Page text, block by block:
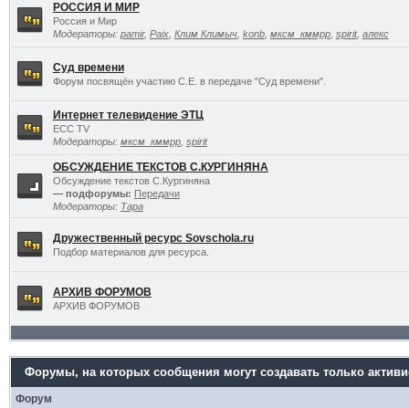
РОССИЯ И МИР
Россия и Мир
Модераторы: pamir, Paix, Клим Климыч, konb, мксм_кммрр, spirit, алекс
Суд времени
Форум посвящён участию С.Е. в передаче "Суд времени".
Интернет телевидение ЭТЦ
ECC TV
Модераторы: мксм_кммрр, spirit
ОБСУЖДЕНИЕ ТЕКСТОВ С.КУРГИНЯНА
Обсуждение текстов С.Кургиняна
— подфорумы: Передачи
Модераторы: Тара
Дружественный ресурс Sovschola.ru
Подбор материалов для ресурса.
АРХИВ ФОРУМОВ
АРХИВ ФОРУМОВ
Форумы, на которых сообщения могут создавать только
Форум